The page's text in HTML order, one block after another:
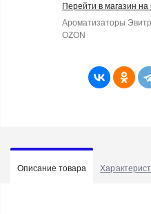
Перейти в магазин на
Ароматизаторы
OZON
Описание товара